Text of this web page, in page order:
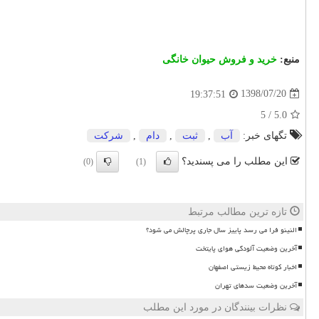
منبع: خرید و فروش حیوان خانگی
1398/07/20
19:37:51
5.0
/
5
تگهای خبر:
آب ثبت دام شركت
این مطلب را می پسندید؟ (1)
(0)
تازه ترین مطالب مرتبط
النینو فرا می رسد پاییز سال جاری پرچالش می شود؟
آخرین وضعیت آلودگی هوای پایتخت
اخبار کوتاه محیط زیستی اصفهان
آخرین وضعیت سدهای تهران
نظرات بینندگان در مورد این مطلب